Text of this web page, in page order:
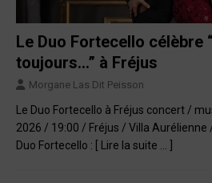
Le Duo Fortecello célèbre
toujours…” à Fréjus
Morgane Las Dit Peisson
Le Duo Fortecello à Fréjus concert /
2026 / 19:00 / Fréjus / Villa
Duo Fortecello :
[ Lire la suite … ]